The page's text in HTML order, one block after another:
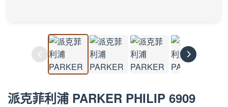
派克菲利浦 PARKER PHILIP 6909